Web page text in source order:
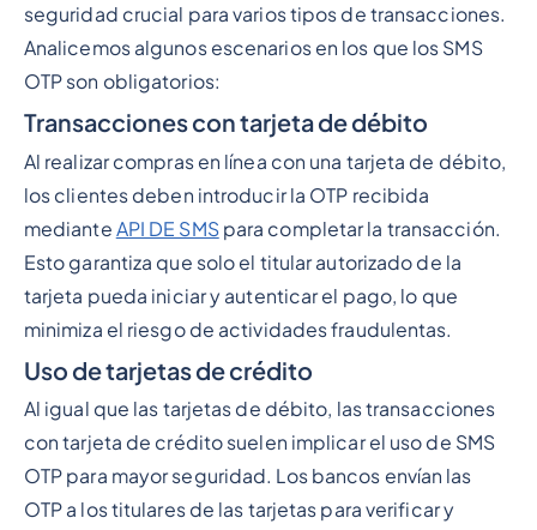
seguridad crucial para varios tipos de transacciones.
Analicemos algunos escenarios en los que los SMS
OTP son obligatorios:
Transacciones con tarjeta de débito
Al realizar compras en línea con una tarjeta de débito,
los clientes deben introducir la OTP recibida
mediante API DE SMSpara completar la transacción.
Esto garantiza que solo el titular autorizado de la
tarjeta pueda iniciar y autenticar el pago, lo que
minimiza el riesgo de actividades fraudulentas.
Uso de tarjetas de crédito
Al igual que las tarjetas de débito, las transacciones
con tarjeta de crédito suelen implicar el uso de SMS
OTP para mayor seguridad. Los bancos envían las
OTP a los titulares de las tarjetas para verificar y